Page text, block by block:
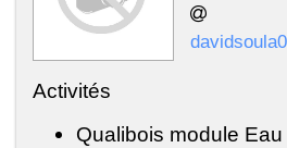
Activités
Qualibois module